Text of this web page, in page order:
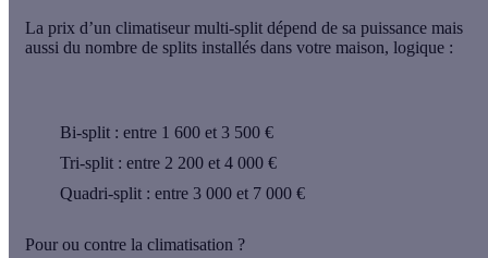
La prix d’un climatiseur multi-split dépend de sa puissance mais
aussi du nombre de splits installés dans votre maison, logique :
Bi-split : entre 1 600 et 3 500 €
Tri-split : entre 2 200 et 4 000 €
Quadri-split : entre 3 000 et 7 000 €
Pour ou contre la climatisation ?